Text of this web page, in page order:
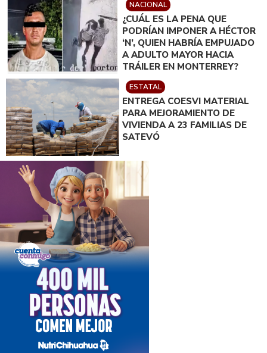
NACIONAL
¿CUÁL ES LA PENA QUE
PODRÍAN IMPONER A HÉCTOR
‘N’, QUIEN HABRÍA EMPUJADO
A ADULTO MAYOR HACIA
TRÁILER EN MONTERREY?
ESTATAL
ENTREGA COESVI MATERIAL
PARA MEJORAMIENTO DE
VIVIENDA A 23 FAMILIAS DE
SATEVÓ